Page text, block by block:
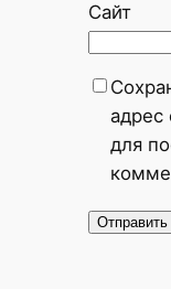
Сайт
адрес
для